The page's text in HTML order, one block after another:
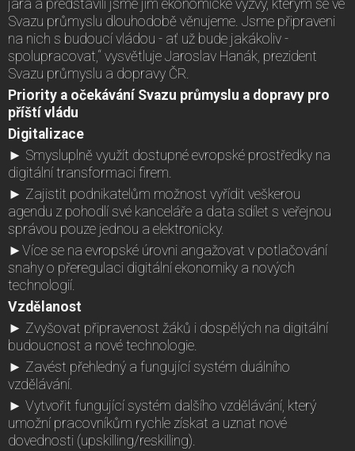
jara a představili jsme jim ekonomické výzvy, kterým se ve
Svazu průmyslu dlouhodobě věnujeme. Jsme připraveni
na nich s budoucí vládou - ať už bude jakákoliv -
spolupracovat,“ vysvětluje Jaroslav Hanák, prezident
Svazu průmyslu a dopravy ČR.
Priority a očekávání Svazu průmyslu a dopravy pro
příští vládu
Digitalizace
► Smysluplně využít dostupné evropské prostředky na
digitální transformaci firem.
► Zajistit podnikatelům možnost vyřídit veškerou
agendu z pohodlí své kanceláře a data sdílet s veřejnou
správou pouze jednou a elektronicky.
►Více se na evropské úrovni angažovat v potlačování
snahy o přeregulaci digitální ekonomiky a nových
technologií.
Vzdělanost
► Zvyšovat připravenost žáků i dospělých na digitální
budoucnost a nové technologie.
► Zavést přehledný a fungující systém duálního
vzdělávání.
► Vytvořit fungující systém dalšího vzdělávání, který
umožní pracovníkům rychle získat a uznat nové
dovednosti (upskilling/reskilling).